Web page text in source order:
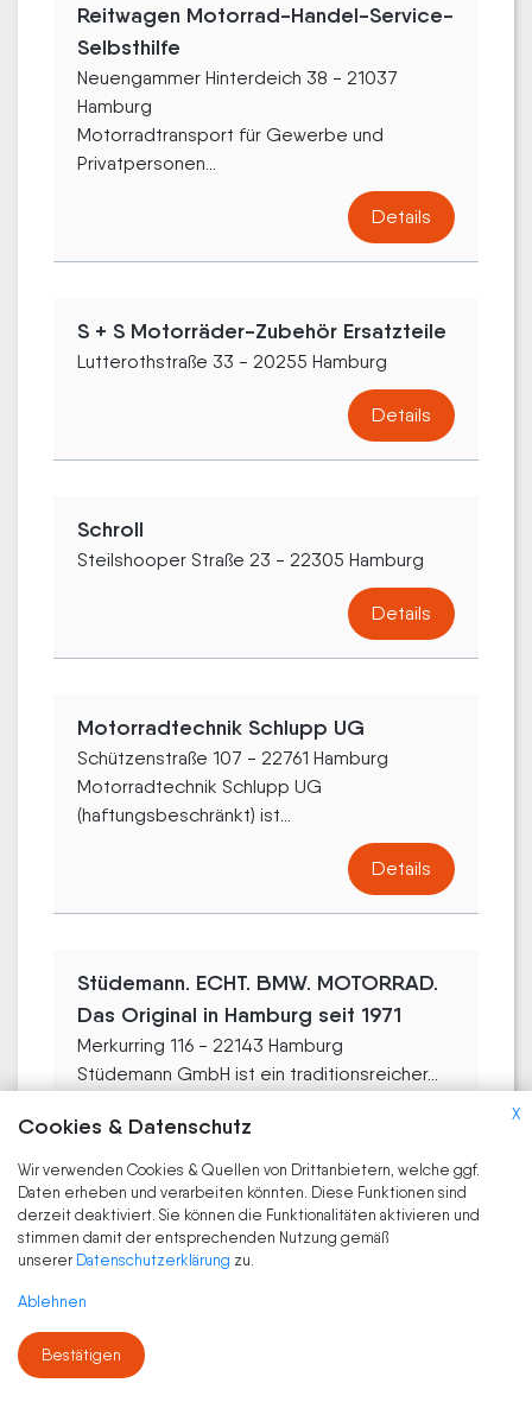
Reitwagen Motorrad-Handel-Service-
Selbsthilfe
Neuengammer Hinterdeich 38 - 21037
Hamburg
Motorradtransport für Gewerbe und
Privatpersonen...
Details
S + S Motorräder-Zubehör Ersatzteile
Lutterothstraße 33 - 20255 Hamburg
Details
Schroll
Steilshooper Straße 23 - 22305 Hamburg
Details
Motorradtechnik Schlupp UG
Schützenstraße 107 - 22761 Hamburg
Motorradtechnik Schlupp UG
(haftungsbeschränkt) ist...
Details
Stüdemann. ECHT. BMW. MOTORRAD.
Das Original in Hamburg seit 1971
Merkurring 116 - 22143 Hamburg
Stüdemann GmbH ist ein traditionsreicher...
Suck
Amsinckstraße 45 - 20097 Hamburg
X
Cookies & Datenschutz
Wir verwenden Cookies & Quellen von Drittanbietern, welche ggf.
Daten erheben und verarbeiten könnten. Diese Funktionen sind
derzeit deaktiviert. Sie können die Funktionalitäten aktivieren und
stimmen damit der entsprechenden Nutzung gemäß
unserer Datenschutzerklärung zu.
Ablehnen
Bestätigen